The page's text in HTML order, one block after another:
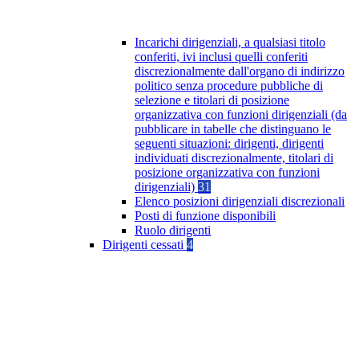
Incarichi dirigenziali, a qualsiasi titolo
conferiti, ivi inclusi quelli conferiti
discrezionalmente dall'organo di indirizzo
politico senza procedure pubbliche di
selezione e titolari di posizione
organizzativa con funzioni dirigenziali (da
pubblicare in tabelle che distinguano le
seguenti situazioni: dirigenti, dirigenti
individuati discrezionalmente, titolari di
posizione organizzativa con funzioni
dirigenziali) 31
Elenco posizioni dirigenziali discrezionali
Posti di funzione disponibili
Ruolo dirigenti
Dirigenti cessati 4